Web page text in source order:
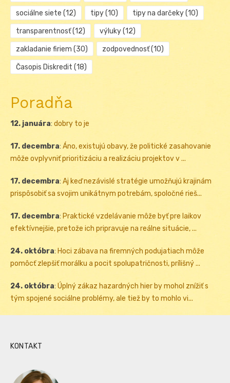
sociálne siete (12) tipy(10) tipy na darčeky(10)
transparentnosť(12) výluky(12)
zakladanie firiem (30) zodpovednosť(10)
Časopis Diskredit (18)
Poradňa
12. januára: dobry to je
17. decembra: Áno, existujú obavy, že politické zasahovanie
môže ovplyvniť prioritizáciu a realizáciu projektov v ...
17. decembra: Aj keď nezávislé stratégie umožňujú krajinám
prispôsobiť sa svojim unikátnym potrebám, spoločné rieš...
17. decembra: Praktické vzdelávanie môže byť pre laikov
efektívnejšie, pretože ich pripravuje na reálne situácie, ...
24. októbra: Hoci zábava na firemných podujatiach môže
pomôcť zlepšiť morálku a pocit spolupatričnosti, prílišný ...
24. októbra: Úplný zákaz hazardných hier by mohol znížiť s
tým spojené sociálne problémy, ale tiež by to mohlo vi...
KONTAKT